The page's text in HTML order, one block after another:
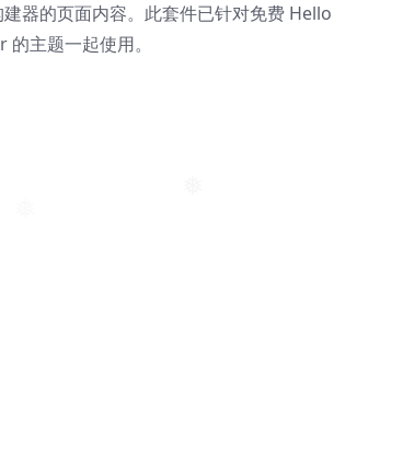
器的页面内容。此套件已针对免费 Hello
主题一起使用。